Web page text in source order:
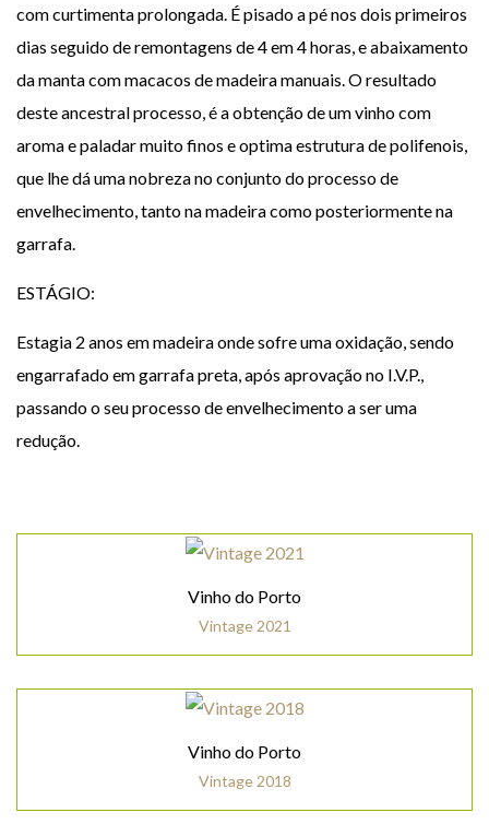
com curtimenta prolongada. É pisado a pé nos dois primeiros
dias seguido de remontagens de 4 em 4 horas, e abaixamento
da manta com macacos de madeira manuais. O resultado
deste ancestral processo, é a obtenção de um vinho com
aroma e paladar muito finos e optima estrutura de polifenois,
que lhe dá uma nobreza no conjunto do processo de
envelhecimento, tanto na madeira como posteriormente na
garrafa.
ESTÁGIO:
Estagia 2 anos em madeira onde sofre uma oxidação, sendo
engarrafado em garrafa preta, após aprovação no I.V.P.,
passando o seu processo de envelhecimento a ser uma
redução.
Vinho do Porto
Vintage 2021
Vinho do Porto
Vintage 2018